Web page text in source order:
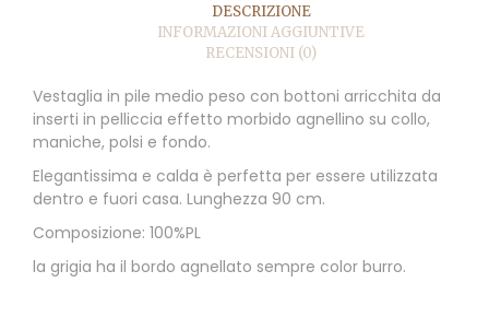
DESCRIZIONE
INFORMAZIONI AGGIUNTIVE
RECENSIONI (0)
Vestaglia in pile medio peso con bottoni arricchita da
inserti in pelliccia effetto morbido agnellino su collo,
maniche, polsi e fondo.
Elegantissima e calda è perfetta per essere utilizzata
dentro e fuori casa. Lunghezza 90 cm.
Composizione: 100%PL
la grigia ha il bordo agnellato sempre color burro.